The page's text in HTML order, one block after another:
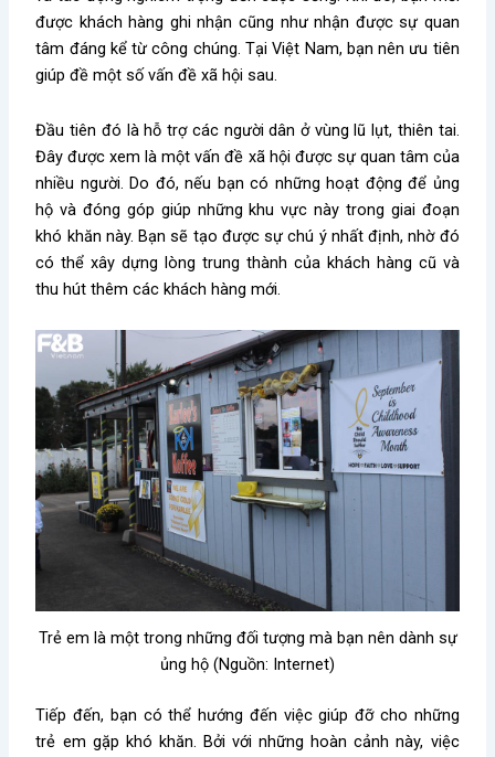
được khách hàng ghi nhận cũng như nhận được sự quan
tâm đáng kể từ công chúng. Tại Việt Nam, bạn nên ưu tiên
giúp đề một số vấn đề xã hội sau.
Đầu tiên đó là hỗ trợ các người dân ở vùng lũ lụt, thiên tai.
Đây được xem là một vấn đề xã hội được sự quan tâm của
nhiều người. Do đó, nếu bạn có những hoạt động để ủng
hộ và đóng góp giúp những khu vực này trong giai đoạn
khó khăn này. Bạn sẽ tạo được sự chú ý nhất định, nhờ đó
có thể xây dựng lòng trung thành của khách hàng cũ và
thu hút thêm các khách hàng mới.
Trẻ em là một trong những đối tượng mà bạn nên dành sự
ủng hộ (Nguồn: Internet)
Tiếp đến, bạn có thể hướng đến việc giúp đỡ cho những
trẻ em gặp khó khăn. Bởi với những hoàn cảnh này, việc